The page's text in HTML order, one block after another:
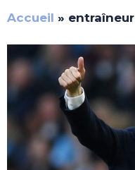
Accueil » entraîneur